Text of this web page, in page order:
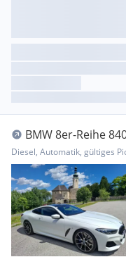
BMW 8er-Reihe
Diesel, Automatik, gültiges